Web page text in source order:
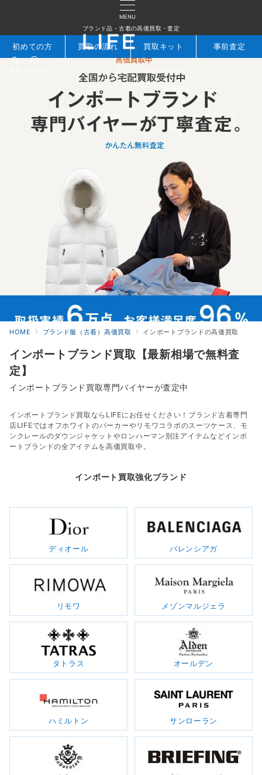
MENU
ブランド品・古着の高価買取・査定
初めての方 買取の流れ 買取キット 事前査定
HOME ブランド服（古着）高価買取 インポートブランドの高価買取
インポートブランド買取【最新相場で無料査
定】
インポートブランド買取専門バイヤーが査定中
インポートブランド買取ならLIFEにお任せください！ブランド古着専門
店LIFEではオフホワイトのパーカーやリモワコラボのスーツケース、モ
ンクレールのダウンジャケットやロンハーマン別注アイテムなどインポ
ートブランドの全アイテムを高価買取中。
インポート買取強化ブランド
ディオール バレンシアガ
リモワ メゾンマルジェラ
タトラス オールデン
ハミルトン サンローラン